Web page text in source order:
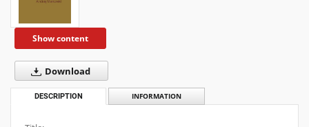
Show content
Download
DESCRIPTION INFORMATION